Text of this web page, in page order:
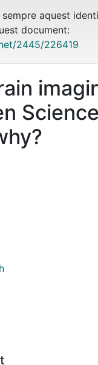
aquest
document:
2445/226419